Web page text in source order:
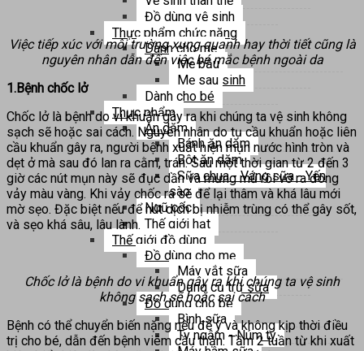
Đồ dùng vệ sinh
Thực phẩm chức năng
Dành cho mẹ
Mẹ bầu
Mẹ sau sinh
Dành cho bé
Thực phẩm
Ăn dặm
Bánh ăn dặm
Bột ăn dặm
Sữa chua - Váng sữa - Yến
sào
Ngũ cốc
Thế giới hạt
Thế giới đồ dùng
Đồ dùng cho mẹ
Máy vắt sữa
Dụng cụ trữ sữa
Đồ dùng cho bé
Bình sữa
Ty ngậm - Núm ty
Việc tiếp xúc với môi trường xung quanh hay thời tiết cũng là
nguyên nhân dẫn đến việc bé mắc bệnh ngoài da
1.Bệnh chốc lở
Chốc lở là bệnh do vi khuẩn gây ra khi chúng ta vệ sinh không
sạch sẽ hoặc sai cách. Nguyên nhân do tụ cầu khuẩn hoặc liên
cầu khuẩn gây ra, người bệnh xuất hiện mụn nước hình tròn và
dẹt ở mà sau đó lan ra cằm, trán. Sau một thời gian từ 2 đến 3
giờ các nút mụn này sẽ đục dần và mưng mủ rồi vỡ ra đóng
vảy màu vàng. Khi vảy chốc ra sẽ để lại thâm và khá lâu mới
mờ sẹo. Đặc biệt nếu để nút dịch bị nhiễm trùng có thể gây sốt,
và sẹo khá sâu, lâu lành.
Chốc lở là bệnh do vi khuẩn gây ra khi chúng ta vệ sinh
không sạch sẽ hoặc sai cách
Bệnh có thể chuyển biến nặng nếu để ý và không kịp thời điều
trị cho bé, dẫn đến bệnh viêm cầu thận. Tầm 2 tuần từ khi xuất